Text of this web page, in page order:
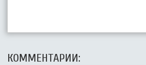
КОММЕНТАРИИ: